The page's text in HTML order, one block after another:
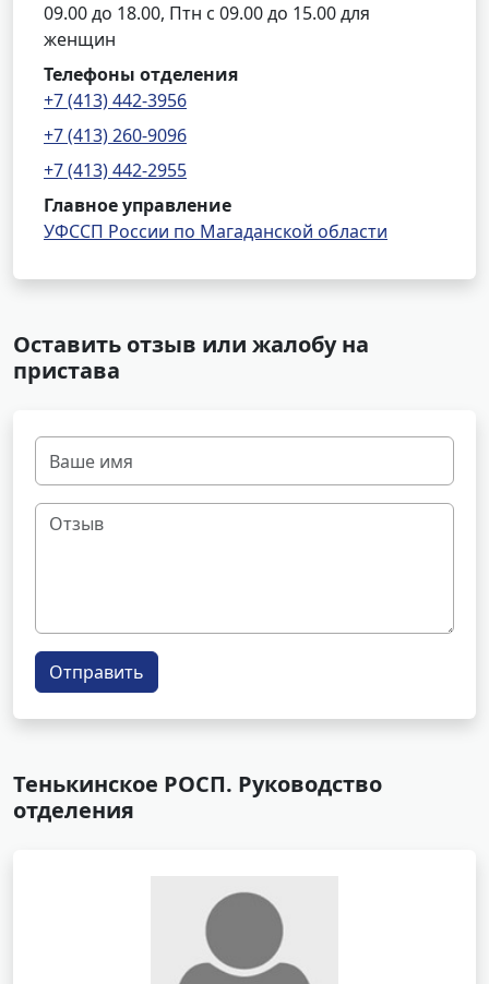
09.00 до 18.00, Птн с 09.00 до 15.00 для
женщин
Телефоны отделения
+7 (413) 442-3956
+7 (413) 260-9096
+7 (413) 442-2955
Главное управление
УФССП России по Магаданской области
Оставить отзыв или жалобу на
пристава
Отправить
Тенькинское РОСП. Руководство
отделения